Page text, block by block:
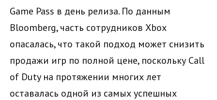
Game Pass в день релиза. По данным
Bloomberg, часть сотрудников Xbox
опасалась, что такой подход может снизить
продажи игр по полной цене, поскольку Call
of Duty на протяжении многих лет
оставалась одной из самых успешных